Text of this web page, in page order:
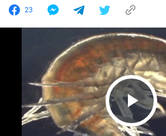
23
Play